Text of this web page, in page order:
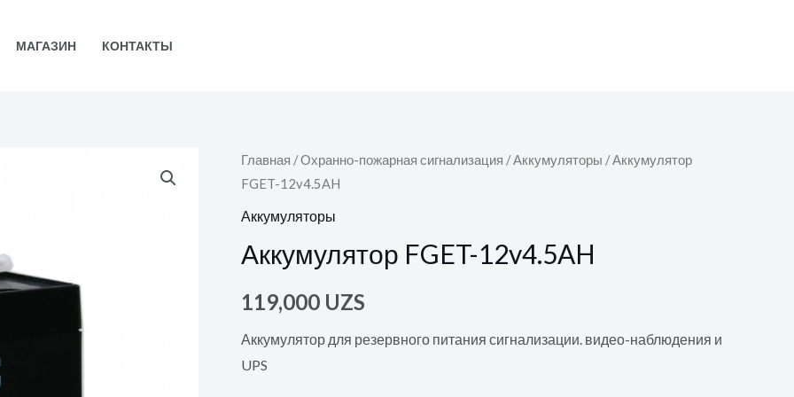
МАГАЗИН КОНТАКТЫ
Главная /Охранно-пожарная сигнализация /Аккумуляторы / Аккумулятор
FGET-12v4.5AH
Аккумуляторы
Аккумулятор FGET-12v4.5AH
119,000 UZS
Аккумулятор для резервного питания сигнализации. видео-наблюдения и
UPS